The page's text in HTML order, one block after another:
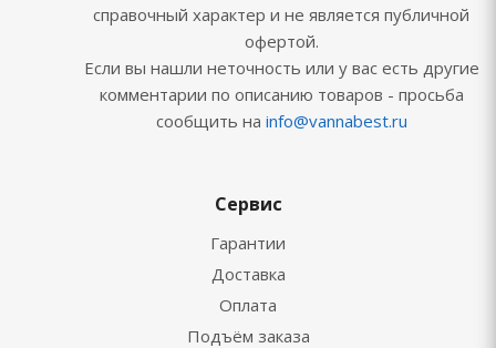
справочный характер и не является публичной
офертой.
Если вы нашли неточность или у вас есть другие
комментарии по описанию товаров - просьба
сообщить на info@vannabest.ru
Сервис
Гарантии
Доставка
Оплата
Подъём заказа